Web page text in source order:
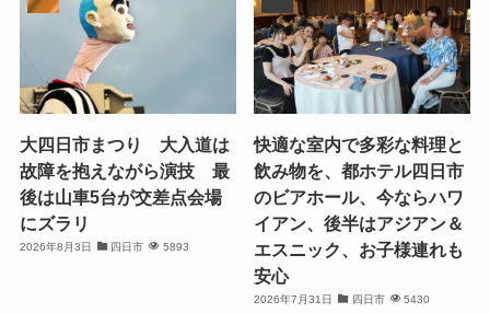
大四日市まつり 大入道は
故障を抱えながら演技 最
後は山車5台が交差点会場
にズラリ
2026年8月3日 四日市 5893
快適な室内で多彩な料理と
飲み物を、都ホテル四日市
のビアホール、今ならハワ
イアン、後半はアジアン＆
エスニック、お子様連れも
安心
2026年7月31日 四日市 5430